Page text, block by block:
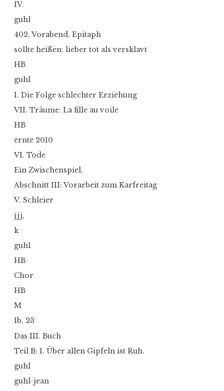
IV.
guhl
402. Vorabend, Epitaph
sollte heißen: lieber tot als versklavt
HB
guhl
1. Die Folge schlechter Erziehung
VII. Träume: La fille au voile
HB
ernte 2010
VI. Tode
Ein Zwischenspiel,
Abschnitt III: Vorarbeit zum Karfreitag
V. Schleier
jjj,
k
guhl
HB
Chor
HB
M
1b, 23
Das III. Buch
Teil B: 1. Über allen Gipfeln ist Ruh.
guhl
guhl-jean